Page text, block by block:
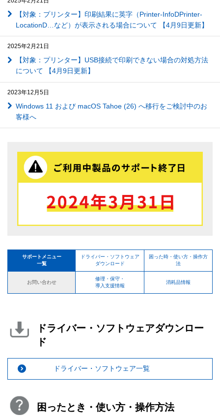
【対象：プリンター】印刷結果に英字（Printer-InfoDPrinter-
LocationD…など）が表示される場合について 【4月9日更新】
2025年2月21日
【対象：プリンター】USB接続で印刷できない場合の対処方法
について 【4月9日更新】
2023年12月5日
Windows 11 および macOS Tahoe (26) へ移行をご検討中のお
客様へ
サポートメニュー
一覧
ドライバー・ソフトウェア
ダウンロード
困った時・使い方・操作方
法
お問い合わせ
修理・保守・
導入支援情報
消耗品情報
ドライバー・ソフトウェアダウンロー
ド
ドライバー・ソフトウェア一覧
困ったとき・使い方・操作方法